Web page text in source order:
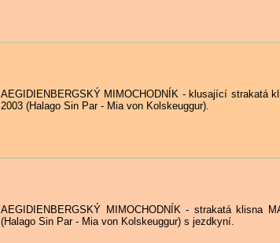
AEGIDIENBERGSKÝ MIMOCHODNÍK - klusající strakatá
2003 (Halago Sin Par - Mia von Kolskeuggur).
AEGIDIENBERGSKÝ MIMOCHODNÍK - strakatá klisna
(Halago Sin Par - Mia von Kolskeuggur) s jezdkyní.